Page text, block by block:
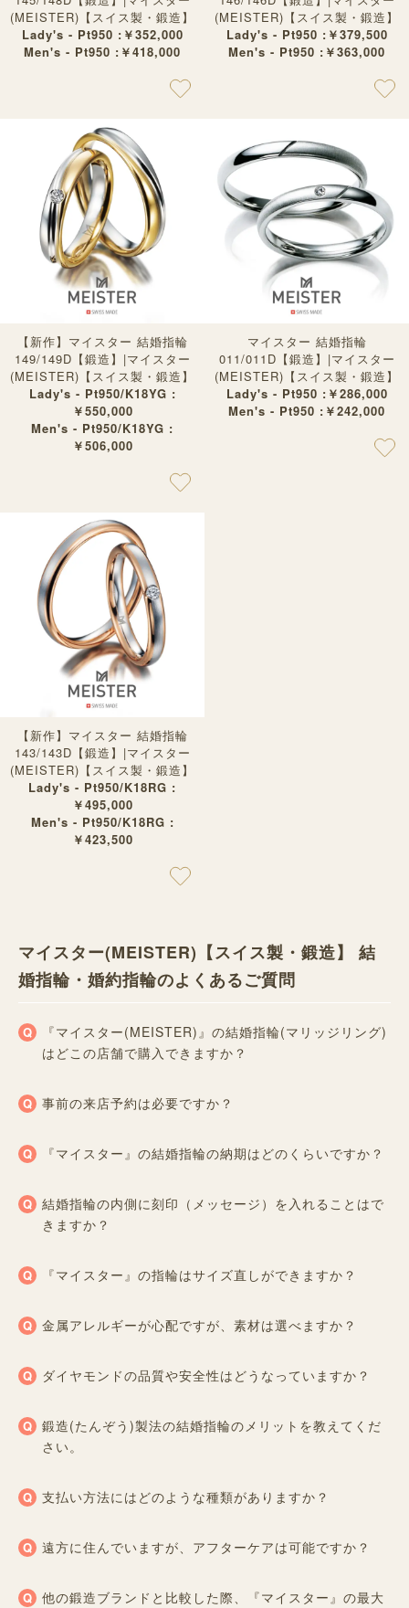
(MEISTER)【スイス製・鍛造】
Lady's - Pt950 :￥352,000
Men's - Pt950 :￥418,000
(MEISTER)【スイス製・鍛造】
Lady's - Pt950 :￥379,500
Men's - Pt950 :￥363,000
【新作】マイスター 結婚指輪
149/149D【鍛造】|マイスター
(MEISTER)【スイス製・鍛造】
Lady's - Pt950/K18YG :
￥550,000
Men's - Pt950/K18YG :
￥506,000
マイスター 結婚指輪
011/011D【鍛造】|マイスター
(MEISTER)【スイス製・鍛造】
Lady's - Pt950 :￥286,000
Men's - Pt950 :￥242,000
【新作】マイスター 結婚指輪
143/143D【鍛造】|マイスター
(MEISTER)【スイス製・鍛造】
Lady's - Pt950/K18RG :
￥495,000
Men's - Pt950/K18RG :
￥423,500
マイスター(MEISTER)【スイス製・鍛造】 結
婚指輪・婚約指輪のよくあるご質問
『マイスター(MEISTER)』の結婚指輪(マリッジリング)
はどこの店舗で購入できますか？
事前の来店予約は必要ですか？
『マイスター』の結婚指輪の納期はどのくらいですか？
結婚指輪の内側に刻印（メッセージ）を入れることはで
きますか？
『マイスター』の指輪はサイズ直しができますか？
金属アレルギーが心配ですが、素材は選べますか？
ダイヤモンドの品質や安全性はどうなっていますか？
鍛造(たんぞう)製法の結婚指輪のメリットを教えてくだ
さい。
支払い方法にはどのような種類がありますか？
遠方に住んでいますが、アフターケアは可能ですか？
他の鍛造ブランドと比較した際、『マイスター』の最大